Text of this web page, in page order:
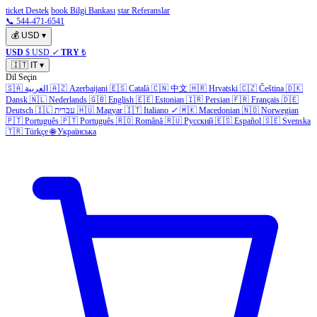
ticket Destek book Bilgi Bankası star Referanslar
📞 544-471-6541
💰 USD ▾
USD $ USD ✓ TRY ₺
🇮🇹 IT ▾
Dil Seçin
🇸🇦 العربية 🇦🇿 Azerbaijani 🇪🇸 Català 🇨🇳 中文 🇭🇷 Hrvatski 🇨🇿 Čeština 🇩🇰
Dansk 🇳🇱 Nederlands 🇬🇧 English 🇪🇪 Estonian 🇮🇷 Persian 🇫🇷 Français 🇩🇪
Deutsch 🇮🇱 עברית 🇭🇺 Magyar 🇮🇹 Italiano ✓ 🇲🇰 Macedonian 🇳🇴 Norwegian
🇵🇹 Português 🇵🇹 Português 🇷🇴 Română 🇷🇺 Русский 🇪🇸 Español 🇸🇪 Svenska
🇹🇷 Türkçe 🌐 Українська